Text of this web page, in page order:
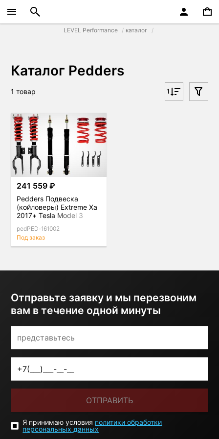
LEVEL Performance каталог
Каталог Pedders
1 товар 1
241 559 ₽
Pedders Подвеска
(койловеры) Extreme Xa
2017+ Tesla Model 3
pedPED-161002
Под заказ
Отправьте заявку и мы перезвоним
вам в течение одной минуты
ОТПРАВИТЬ
Я принимаю условия политики обработки
персональных данных